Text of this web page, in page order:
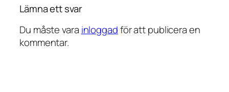
Lämna ett svar
Du måste vara inloggadför att publicera en
kommentar.